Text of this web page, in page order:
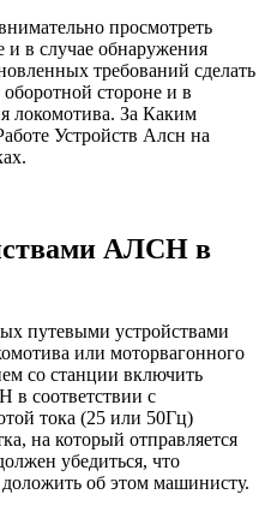
просмотреть
и в случае обнаружения
требований сделать
стороне и в
локомотива. За Каким
Устройств Алсн на
АЛСН в
путевыми устройствами
или моторвагонного
со станции включить
в соответствии с
тока (25 или 50Гц)
на который отправляется
убедиться, что
об этом машинисту.